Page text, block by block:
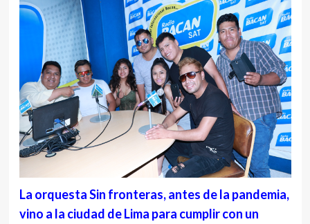
La orquesta Sin fronteras, antes de la pandemia,
vino a la ciudad de Lima para cumplir con un